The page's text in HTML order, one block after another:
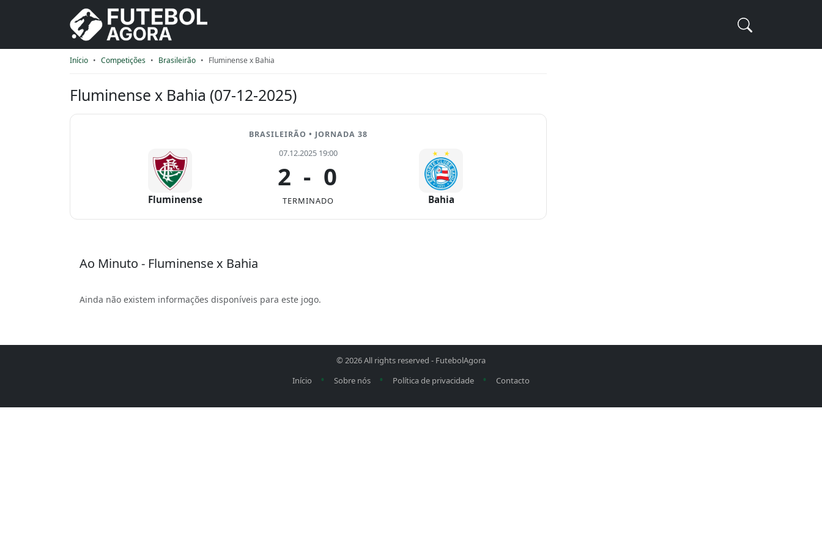
Início Competições Brasileirão Fluminense x Bahia
Fluminense x Bahia (07-12-2025)
BRASILEIRÃO • JORNADA 38
Fluminense
07.12.2025 19:00
2 - 0
TERMINADO Bahia
Ao Minuto - Fluminense x Bahia
Ainda não existem informações disponíveis para este jogo.
© 2026 All rights reserved - FutebolAgora
Início
• Sobre nós • Política de privacidade • Contacto